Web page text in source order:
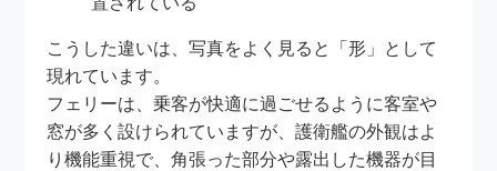
こうした違いは、写真をよく見ると「形」として
現れています。
フェリーは、乗客が快適に過ごせるように客室や
窓が多く設けられていますが、護衛艦の外観はよ
り機能重視で、角張った部分や露出した機器が目